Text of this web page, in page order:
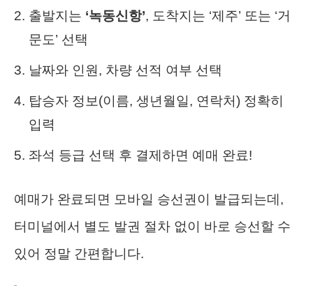
출발지는 ‘녹동신항’, 도착지는 ‘제주’ 또는 ‘거
문도’ 선택
날짜와 인원, 차량 선적 여부 선택
탑승자 정보(이름, 생년월일, 연락처) 정확히
입력
좌석 등급 선택 후 결제하면 예매 완료!
예매가 완료되면 모바일 승선권이 발급되는데,
터미널에서 별도 발권 절차 없이 바로 승선할 수
있어 정말 간편합니다.